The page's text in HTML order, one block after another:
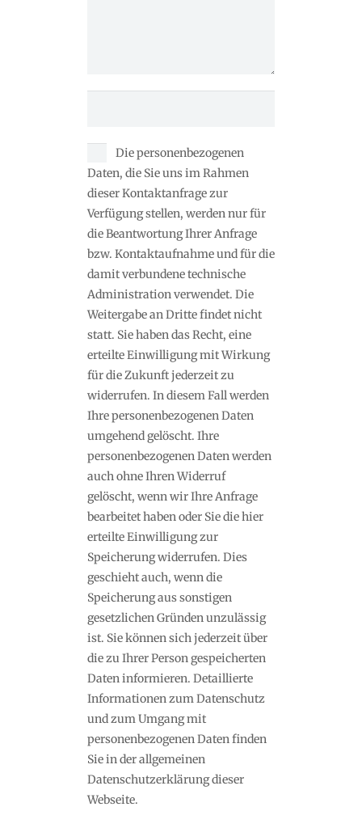
Die personenbezogenen
Daten, die Sie uns im Rahmen
dieser Kontaktanfrage zur
Verfügung stellen, werden nur für
die Beantwortung Ihrer Anfrage
bzw. Kontaktaufnahme und für die
damit verbundene technische
Administration verwendet. Die
Weitergabe an Dritte findet nicht
statt. Sie haben das Recht, eine
erteilte Einwilligung mit Wirkung
für die Zukunft jederzeit zu
widerrufen. In diesem Fall werden
Ihre personenbezogenen Daten
umgehend gelöscht. Ihre
personenbezogenen Daten werden
auch ohne Ihren Widerruf
gelöscht, wenn wir Ihre Anfrage
bearbeitet haben oder Sie die hier
erteilte Einwilligung zur
Speicherung widerrufen. Dies
geschieht auch, wenn die
Speicherung aus sonstigen
gesetzlichen Gründen unzulässig
ist. Sie können sich jederzeit über
die zu Ihrer Person gespeicherten
Daten informieren. Detaillierte
Informationen zum Datenschutz
und zum Umgang mit
personenbezogenen Daten finden
Sie in der allgemeinen
Datenschutzerklärung dieser
Webseite.